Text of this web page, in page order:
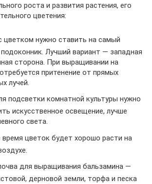
роста и развития растения, его
цветения:
цветком нужно ставить на самый
Лучший вариант — западная
сторона. При выращивании на
притенение от прямых
лучей.
подсветки комнатной культуры нужно
искусственное освещение, лучше
света.
время цветок будет хорошо расти на
для выращивания бальзамина —
дерновой земли, торфа и песка